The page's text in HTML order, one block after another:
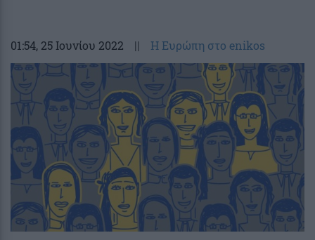
01:54, 25 Ιουνίου 2022 || Η Ευρώπη στο enikos